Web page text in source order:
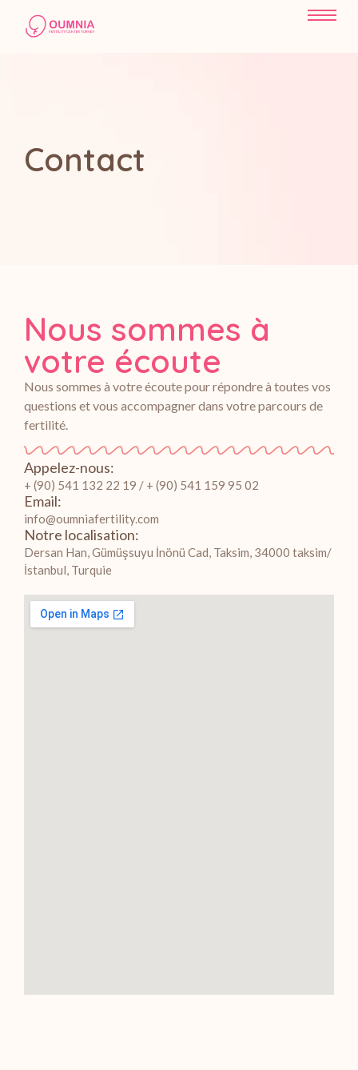
Contact
Nous sommes à
votre écoute
Nous sommes à votre écoute pour répondre à toutes vos
questions et vous accompagner dans votre parcours de
fertilité.
Appelez-nous:
+ (90) 541 132 22 19 / + (90) 541 159 95 02
Email:
info@oumniafertility.com
Notre localisation:
Dersan Han, Gümüşsuyu İnönü Cad, Taksim, 34000 taksim/
İstanbul, Turquie